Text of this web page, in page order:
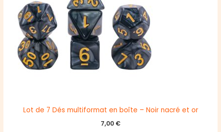
Lot de 7 Dés multiformat en boîte – Noir nacré et or
7,00 €